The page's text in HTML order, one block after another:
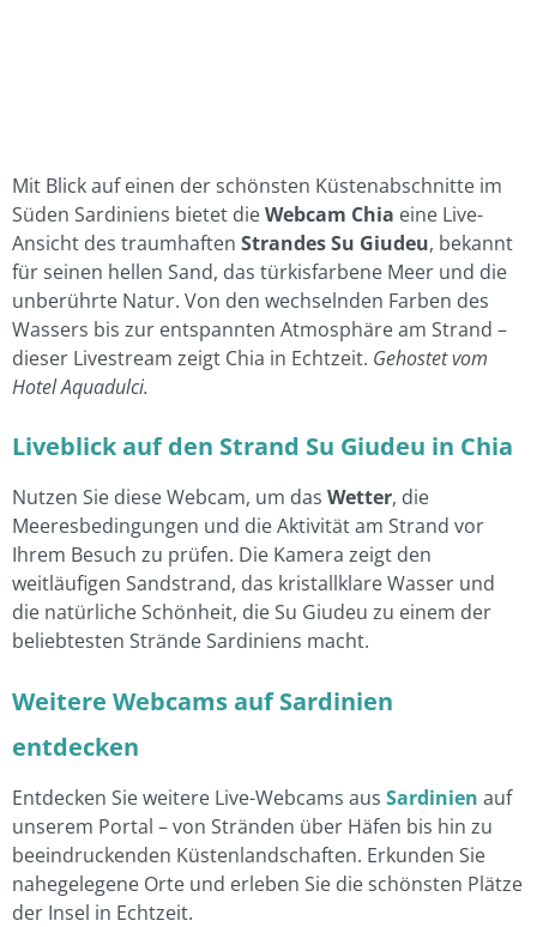
Mit Blick auf einen der schönsten Küstenabschnitte im
Süden Sardiniens bietet dieWebcam Chia eine Live-
Ansicht des traumhaften Strandes Su Giudeu, bekannt
für seinen hellen Sand, das türkisfarbene Meer und die
unberührte Natur. Von den wechselnden Farben des
Wassers bis zur entspannten Atmosphäre am Strand –
dieser Livestream zeigt Chia in Echtzeit. Gehostet vom
Hotel Aquadulci.
Liveblick auf den Strand Su Giudeu in Chia
Nutzen Sie diese Webcam, um das Wetter, die
Meeresbedingungen und die Aktivität am Strand vor
Ihrem Besuch zu prüfen. Die Kamera zeigt den
weitläufigen Sandstrand, das kristallklare Wasser und
die natürliche Schönheit, die Su Giudeu zu einem der
beliebtesten Strände Sardiniens macht.
Weitere Webcams auf Sardinien
entdecken
Entdecken Sie weitere Live-Webcams aus Sardinien auf
unserem Portal – von Stränden über Häfen bis hin zu
beeindruckenden Küstenlandschaften. Erkunden Sie
nahegelegene Orte und erleben Sie die schönsten Plätze
der Insel in Echtzeit.